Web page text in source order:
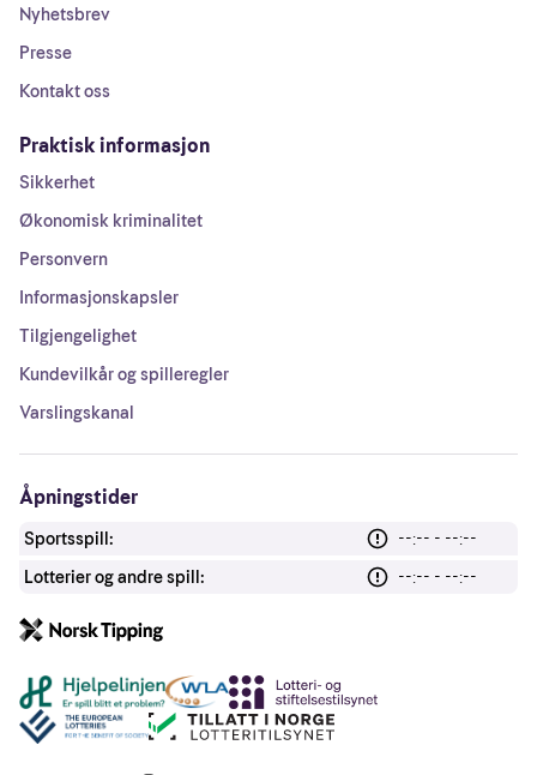
Nyhetsbrev
Presse
Kontakt oss
Praktisk informasjon
Sikkerhet
Økonomisk kriminalitet
Personvern
Informasjonskapsler
Tilgjengelighet
Kundevilkår og spilleregler
Varslingskanal
Åpningstider
Sportsspill:
--:-- - --:--
Lotterier og andre spill:
--:-- - --:--
Andre lenker